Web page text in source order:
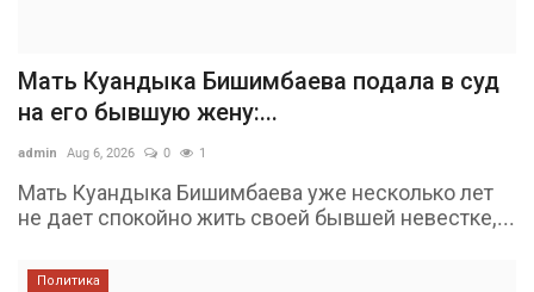
Мать Куандыка Бишимбаева подала в суд
на его бывшую жену:...
admin Aug 6, 2026 0 1
Мать Куандыка Бишимбаева уже несколько лет
не дает спокойно жить своей бывшей невестке,...
Политика